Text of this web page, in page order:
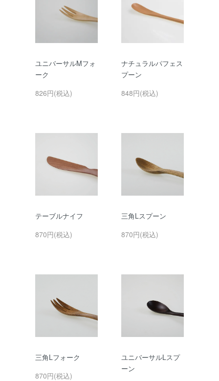
ユニバーサルMフォ
ーク
826円(税込)
ナチュラルパフェス
プーン
848円(税込)
テーブルナイフ
870円(税込)
三角Lスプーン
870円(税込)
三角Lフォーク
870円(税込)
ユニバーサルLスプ
ーン